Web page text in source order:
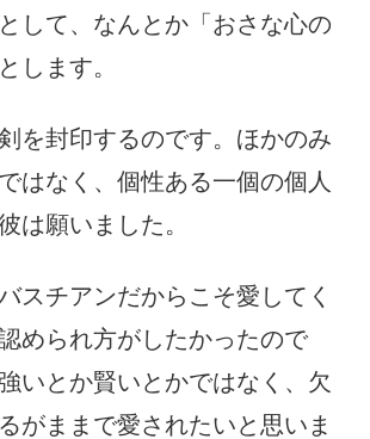
して、なんとか「おさな心の
します。
を封印するのです。ほかのみ
はなく、個性ある一個の個人
は願いました。
スチアンだからこそ愛してく
められ方がしたかったので
いとか賢いとかではなく、欠
がままで愛されたいと思いま